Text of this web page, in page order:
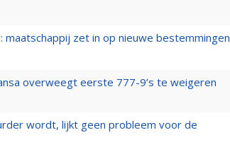
maatschappij zet in op nieuwe bestemmingen
overweegt eerste 777-9’s te weigeren
wordt, lijkt geen probleem voor de